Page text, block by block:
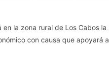
en la zona rural de Los Cabos
con causa que apoyará